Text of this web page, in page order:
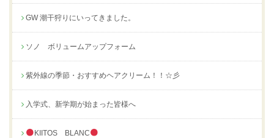
GW 潮干狩りにいってきました。
ソノ ボリュームアップフォーム
紫外線の季節・おすすめヘアクリーム！！☆彡
入学式、新学期が始まった皆様へ
KIITOS BLANC